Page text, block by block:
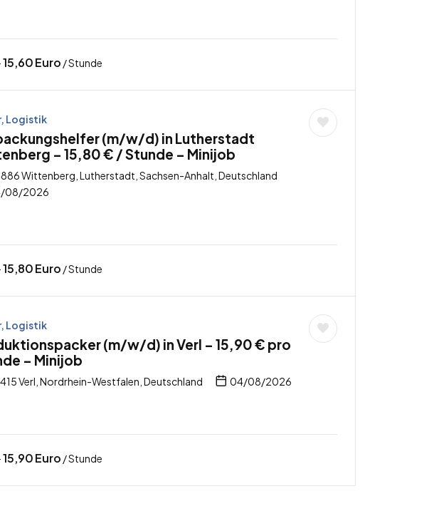
15,60Euro / Stunde
Logistik
(m/w/d) in Lutherstadt
– 15,80 € / Stunde – Minijob
Wittenberg, Lutherstadt, Sachsen-Anhalt, Deutschland
08/2026
15,80Euro / Stunde
Logistik
(m/w/d) in Verl – 15,90 € pro
– Minijob
Verl, Nordrhein-Westfalen, Deutschland 04/08/2026
15,90Euro / Stunde